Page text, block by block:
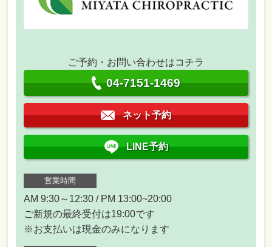
ご予約・お問い合わせはコチラ
04-7151-1469
ネット予約
LINE予約
営業時間
AM 9:30～12:30 / PM 13:00~20:00
ご新規の最終受付は19:00です
※お支払いは現金のみになります